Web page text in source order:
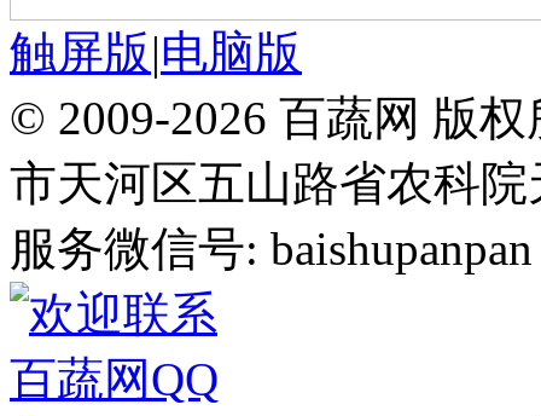
触屏版|电脑版
© 2009-2026 百蔬网 版
市天河区五山路省农科院
服务微信号: